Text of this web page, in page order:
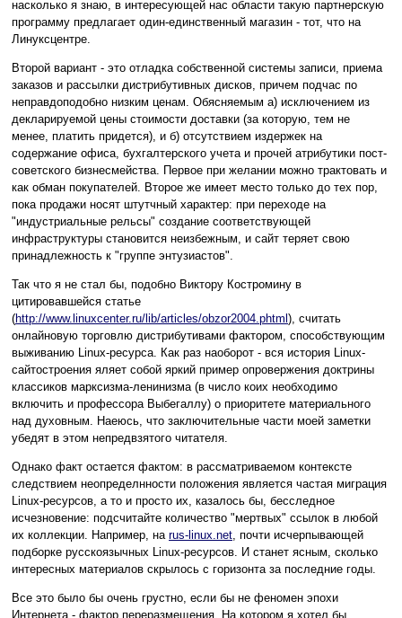
насколько я знаю, в интересующей нас области такую партнерскую
программу предлагает один-единственный магазин - тот, что на
Линуксцентре.
Второй вариант - это отладка собственной системы записи, приема
заказов и рассылки дистрибутивных дисков, причем подчас по
неправдоподобно низким ценам. Обясняемым а) исключением из
декларируемой цены стоимости доставки (за которую, тем не
менее, платить придется), и б) отсутствием издержек на
содержание офиса, бухгалтерского учета и прочей атрибутики пост-
советского бизнесмейства. Первое при желании можно трактовать и
как обман покупателей. Второе же имеет место только до тех пор,
пока продажи носят штутчный характер: при переходе на
"индустриальные рельсы" создание соответствующей
инфраструктуры становится неизбежным, и сайт теряет свою
принадлежность к "группе энтузиастов".
Так что я не стал бы, подобно Виктору Костромину в
цитировавшейся статье
(http://www.linuxcenter.ru/lib/articles/obzor2004.phtml ), считать
онлайновую торговлю дистрибутивами фактором, способствующим
выживанию Linux-ресурса. Как раз наоборот - вся история Linux-
сайтостроения яляет собой яркий пример опровержения доктрины
классиков марксизма-ленинизма (в число коих необходимо
включить и профессора Выбегаллу) о приоритете материального
над духовным. Наеюсь, что заключительные части моей заметки
убедят в этом непредвзятого читателя.
Однако факт остается фактом: в рассматриваемом контексте
следствием неопределнности положения является частая миграция
Linux-ресурсов, а то и просто их, казалось бы, бесследное
исчезновение: подсчитайте количество "мертвых" ссылок в любой
их коллекции. Например, на rus-linux.net, почти исчерпывающей
подборке русскоязычных Linux-ресурсов. И станет ясным, сколько
интересных материалов скрылось с горизонта за последние годы.
Все это было бы очень грустно, если бы не феномен эпохи
Интернета - фактор переразмещения. На котором я хотел бы